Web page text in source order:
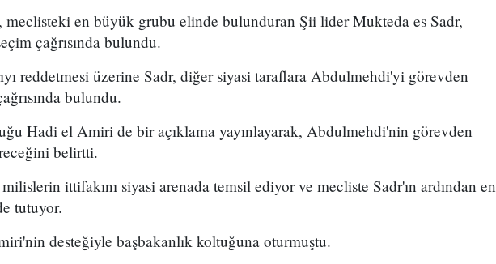
meclisteki en büyük grubu elinde bulunduran Şii lider Mukteda es Sadr,
çağrısında bulundu.
reddetmesi üzerine Sadr, diğer siyasi taraflara Abdulmehdi'yi görevden
bulundu.
Hadi el Amiri de bir açıklama yayınlayarak, Abdulmehdi'nin görevden
belirtti.
ittifakını siyasi arenada temsil ediyor ve mecliste Sadr'ın ardından en
tutuyor.
desteğiyle başbakanlık koltuğuna oturmuştu.